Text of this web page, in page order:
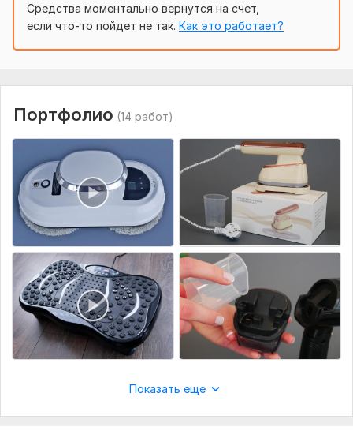
Средства моментально вернутся на счет,
если что-то пойдет не так. Как это работает?
Портфолио (14 работ)
Показать еще